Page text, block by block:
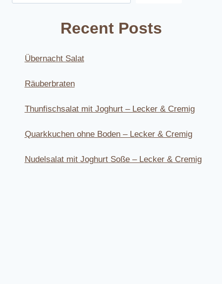
Recent Posts
Übernacht Salat
Räuberbraten
Thunfischsalat mit Joghurt – Lecker & Cremig
Quarkkuchen ohne Boden – Lecker & Cremig
Nudelsalat mit Joghurt Soße – Lecker & Cremig